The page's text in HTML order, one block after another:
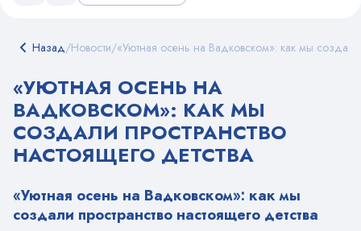
Назад/Новости/«Уютная осень на Вадковском»: как мы создали
«УЮТНАЯ ОСЕНЬ НА
ВАДКОВСКОМ»: КАК МЫ
СОЗДАЛИ ПРОСТРАНСТВО
НАСТОЯЩЕГО ДЕТСТВА
«Уютная осень на Вадковском»: как мы
создали пространство настоящего детства